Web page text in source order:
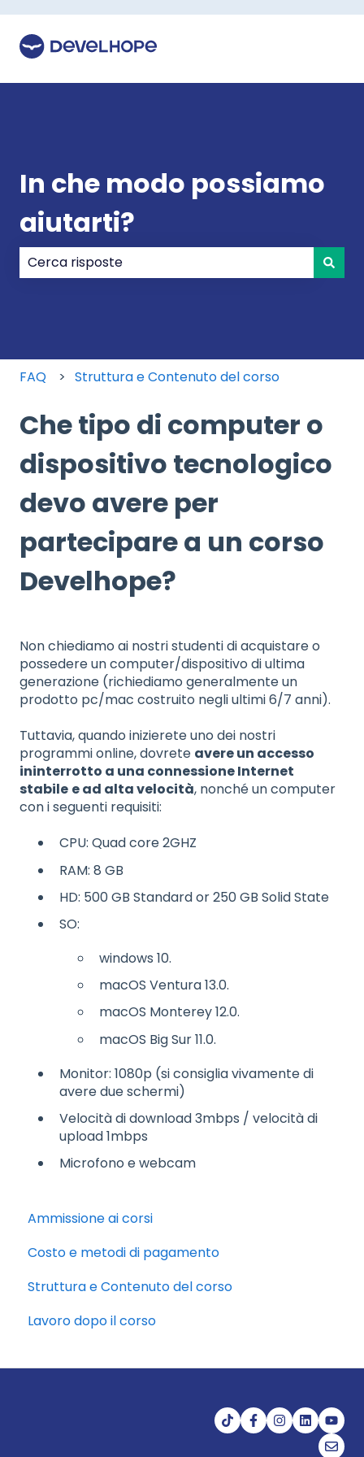
In che modo possiamo
aiutarti?
FAQ Struttura e Contenuto del corso
Che tipo di computer o
dispositivo tecnologico
devo avere per
partecipare a un corso
Develhope?
Non chiediamo ai nostri studenti di acquistare o
possedere un computer/dispositivo di ultima
generazione (richiediamo generalmente un
prodotto pc/mac costruito negli ultimi 6/7 anni).
Tuttavia, quando inizierete uno dei nostri
programmi online, dovrete avere un accesso
ininterrotto a una connessione Internet
stabile e ad alta velocità, nonché un computer
con i seguenti requisiti:
CPU: Quad core 2GHZ
RAM: 8 GB
HD: 500 GB Standard or 250 GB Solid State
SO:
windows 10.
macOS Ventura 13.0.
macOS Monterey 12.0.
macOS Big Sur 11.0.
Monitor: 1080p (si consiglia vivamente di
avere due schermi)
Velocità di download 3mbps / velocità di
upload 1mbps
Microfono e webcam
Ammissione ai corsi
Costo e metodi di pagamento
Struttura e Contenuto del corso
Lavoro dopo il corso